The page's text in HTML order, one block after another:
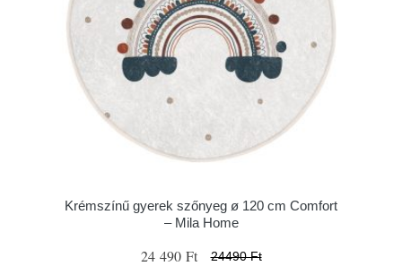
Krémszínű gyerek szőnyeg ø 120 cm Comfort
– Mila Home
24 490 Ft 24490 Ft